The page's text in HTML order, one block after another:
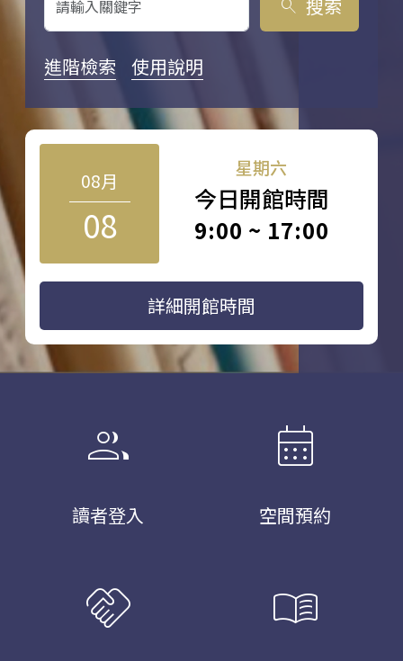
search 搜索
進階檢索 使用說明
08月
08
星期六
今日開館時間
9:00 ~ 17:00
詳細開館時間
group
讀者登入
calendar_month
空間預約
handshake menu_book